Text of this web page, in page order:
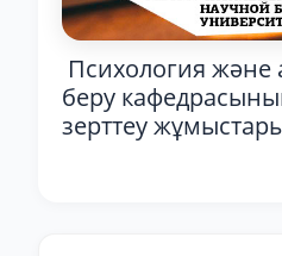
Психология және
беру
зерттеу